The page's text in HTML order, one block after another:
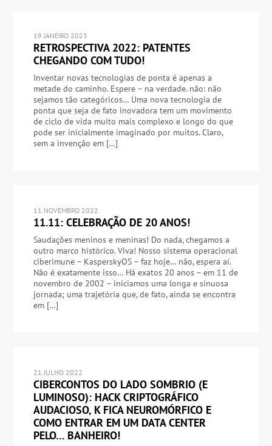
19 JANEIRO 2023
RETROSPECTIVA 2022: PATENTES
CHEGANDO COM TUDO!
Inventar novas tecnologias de ponta é apenas a
metade do caminho. Espere – na verdade. não: não
sejamos tão categóricos… Uma nova tecnologia de
ponta que seja de fato inovadora tem um movimento
de ciclo de vida muito mais complexo e longo do que
pode ser inicialmente imaginado por muitos. Claro,
sem a invenção em […]
11 NOVEMBRO 2022
11.11: CELEBRAÇÃO DE 20 ANOS!
Saudações meninos e meninas! Do nada, chegamos a
outro marco histórico. Viva! Nosso sistema operacional
ciberimune – KasperskyOS – faz hoje… não, espera aí.
Não é exatamente isso… Há exatos 20 anos – em 11 de
novembro de 2002 – iniciamos uma longa e sinuosa
jornada; uma trajetória que, de fato, ainda se encontra
em […]
21 JULHO 2022
CIBERCONTOS DO LADO SOMBRIO (E
LUMINOSO): HACK CRIPTOGRÁFICO
AUDACIOSO, K FICA NEUROMÓRFICO E
COMO ENTRAR EM UM DATA CENTER
PELO… BANHEIRO!